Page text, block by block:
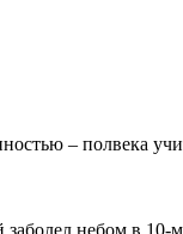
– полвека